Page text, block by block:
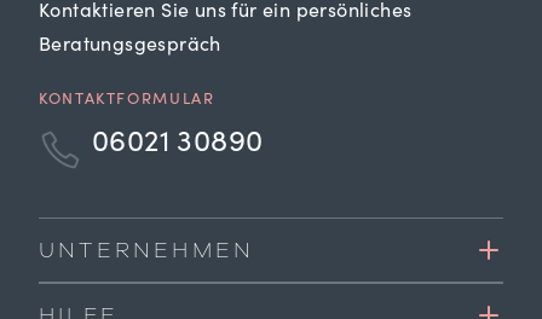
Kontaktieren Sie uns für ein persönliches
Beratungsgespräch
KONTAKTFORMULAR
06021 30890
UNTERNEHMEN